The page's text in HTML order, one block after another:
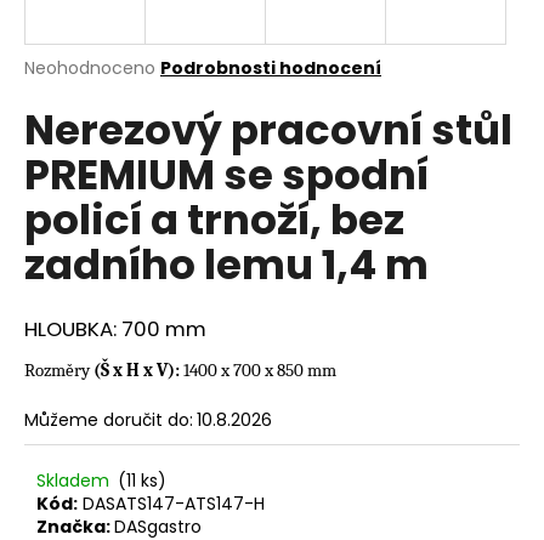
Průměrné
produktu
je
0,0
5
hvězdiček.
Neohodnoceno Podrobnosti hodnocení
Nerezový pracovní stůl
PREMIUM se spodní
policí a trnoží, bez
zadního lemu 1,4 m
HLOUBKA: 700 mm
Rozměry(Š x H x V):1400 x 700 x 850 mm
Můžeme doručit do: 10.8.2026
Skladem (11 ks)
Kód: DASATS147-ATS147-H
Značka:DASgastro
j
t
?
HLEDAT
D
o
p
o
u